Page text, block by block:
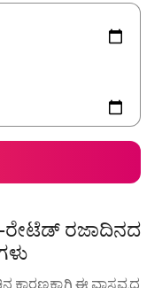
ರಜಾದಿನದ
ಕಾರಣಕ್ಕಾಗಿ ಈ ವಾಸ್ತವ್ಯದ